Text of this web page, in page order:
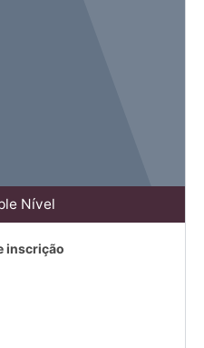
Nível
inscrição